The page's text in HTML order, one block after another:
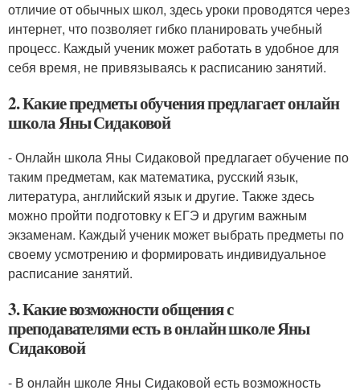
отличие от обычных школ, здесь уроки проводятся через
интернет, что позволяет гибко планировать учебный
процесс. Каждый ученик может работать в удобное для
себя время, не привязываясь к расписанию занятий.
2. Какие предметы обучения предлагает онлайн
школа Яны Сидаковой
- Онлайн школа Яны Сидаковой предлагает обучение по
таким предметам, как математика, русский язык,
литература, английский язык и другие. Также здесь
можно пройти подготовку к ЕГЭ и другим важным
экзаменам. Каждый ученик может выбрать предметы по
своему усмотрению и формировать индивидуальное
расписание занятий.
3. Какие возможности общения с
преподавателями есть в онлайн школе Яны
Сидаковой
- В онлайн школе Яны Сидаковой есть возможность